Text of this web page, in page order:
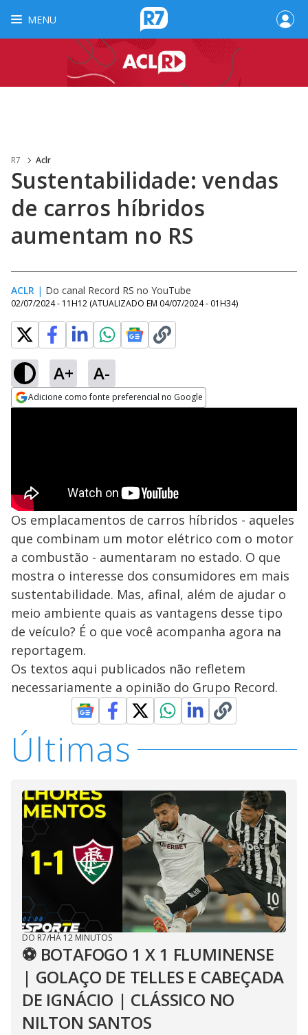
MENU
R7 Aclr
Sustentabilidade: vendas
de carros híbridos
aumentam no RS
ACLR | Do canal Record RS no YouTube
02/07/2024 - 11H12 (ATUALIZADO EM 04/07/2024 - 01H34)
A+ A-
Adicione como fonte preferencial no Google
Os emplacamentos de carros híbridos - aqueles
que combinam um motor elétrico com o motor
a combustão - aumentaram no estado. O que
mostra o interesse dos consumidores em mais
sustentabilidade. Mas, afinal, além de ajudar o
meio ambiente quais as vantagens desse tipo
de veículo? É o que você acompanha agora na
reportagem.
Os textos aqui publicados não refletem
necessariamente a opinião do Grupo Record.
Últimas
DO R7/HÁ 12 MINUTOS
⚽ BOTAFOGO 1 X 1 FLUMINENSE
| GOLAÇO DE TELLES E CABEÇADA
DE IGNÁCIO | CLÁSSICO NO
NILTON SANTOS